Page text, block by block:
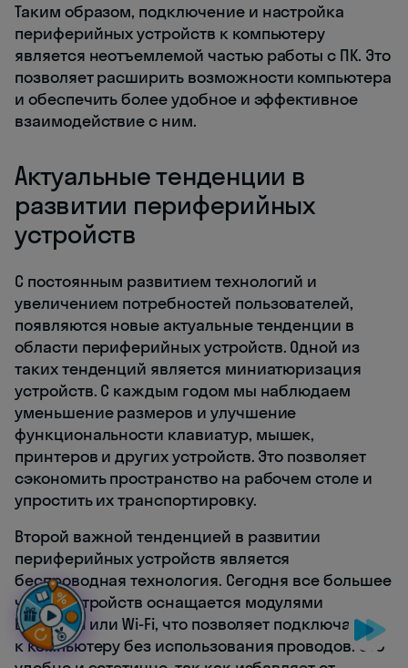
Таким образом, подключение и настройка
периферийных устройств к компьютеру
является неотъемлемой частью работы с ПК. Это
позволяет расширить возможности компьютера
и обеспечить более удобное и эффективное
взаимодействие с ним.
Актуальные тенденции в
развитии периферийных
устройств
С постоянным развитием технологий и
увеличением потребностей пользователей,
появляются новые актуальные тенденции в
области периферийных устройств. Одной из
таких тенденций является миниатюризация
устройств. С каждым годом мы наблюдаем
уменьшение размеров и улучшение
функциональности клавиатур, мышек,
принтеров и других устройств. Это позволяет
сэкономить пространство на рабочем столе и
упростить их транспортировку.
Второй важной тенденцией в развитии
периферийных устройств является
беспроводная технология. Сегодня все большее
число устройств оснащается модулями
Bluetooth или Wi-Fi, что позволяет подключаться
к компьютеру без использования проводов. Это